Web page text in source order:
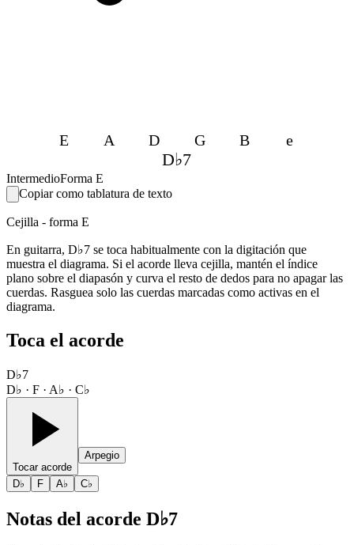
E A D G B e
D♭7
IntermedioForma E
Copiar como tablatura de texto
Cejilla - forma E
En guitarra, D♭7 se toca habitualmente con la digitación que
muestra el diagrama. Si el acorde lleva cejilla, mantén el índice
plano sobre el diapasón y curva el resto de dedos para no apagar las
cuerdas. Rasguea solo las cuerdas marcadas como activas en el
diagrama.
Toca el acorde
D♭7
D♭ · F · A♭ · C♭
Tocar acorde
Arpegio
D♭ F A♭ C♭
Notas del acorde D♭7